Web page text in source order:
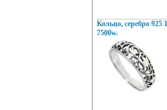
Кольцо, серебро 925
7500w.